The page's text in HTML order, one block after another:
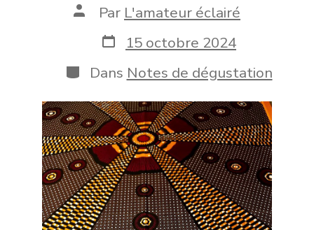
Auteur
publication
Par L'amateur éclairé
Date
de
publication
15 octobre 2024
Catégories
Dans Notes de dégustation